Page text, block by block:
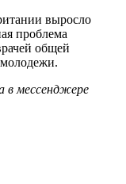
выросло
проблема
общей
в мессенджере